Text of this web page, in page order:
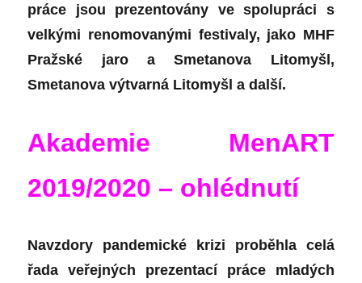
práce jsou prezentovány ve spolupráci s
velkými renomovanými festivaly, jako MHF
Pražské jaro a Smetanova Litomyšl,
Smetanova výtvarná Litomyšl a další.
Akademie MenART
2019/2020 – ohlédnutí
Navzdory pandemické krizi proběhla celá
řada veřejných prezentací práce mladých